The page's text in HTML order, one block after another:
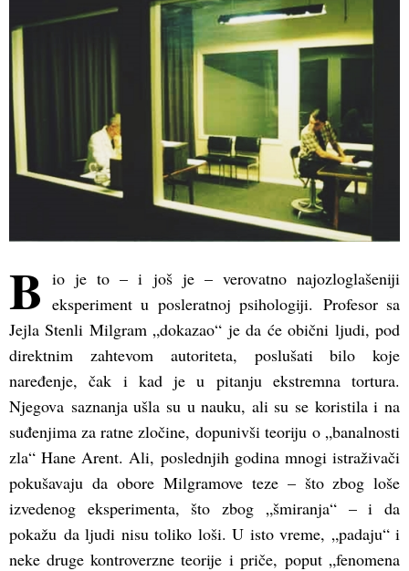
B io je to – i još je – verovatno najozloglašeniji
eksperiment u posleratnoj psihologiji. Profesor sa
Jejla Stenli Milgram „dokazao“ je da će obični ljudi, pod
direktnim zahtevom autoriteta, poslušati bilo koje
naređenje, čak i kad je u pitanju ekstremna tortura.
Njegova saznanja ušla su u nauku, ali su se koristila i na
suđenjima za ratne zločine, dopunivši teoriju o „banalnosti
zla“ Hane Arent. Ali, poslednjih godina mnogi istraživači
pokušavaju da obore Milgramove teze – što zbog loše
izvedenog eksperimenta, što zbog „šmiranja“ – i da
pokažu da ljudi nisu toliko loši. U isto vreme, „padaju“ i
neke druge kontroverzne teorije i priče, poput „fenomena